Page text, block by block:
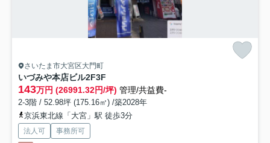
さいたま市大宮区大門町
いづみや本店ビル2F3F
143万円 (26991.32円/坪) 管理/共益費-
2-3階 / 52.98坪 (175.16㎡) /築2028年
京浜東北線「大宮」駅 徒歩3分
法人可
事務所可